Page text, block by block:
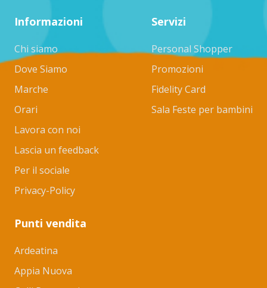
Informazioni
Chi siamo
Dove Siamo
Marche
Orari
Lavora con noi
Lascia un feedback
Per il sociale
Privacy-Policy
Servizi
Personal Shopper
Promozioni
Fidelity Card
Sala Feste per bambini
Punti vendita
Ardeatina
Appia Nuova